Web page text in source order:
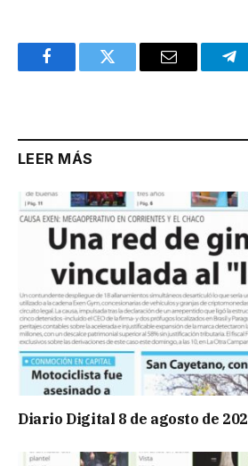
FacebookTwitter Email
LEER MÁS
Diario Digital 8 de agosto de